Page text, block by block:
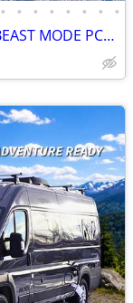
• • • • • • • •
The ULTIMATE 2026 Alaskan Trailers! BEAST MODE PCKG🔥